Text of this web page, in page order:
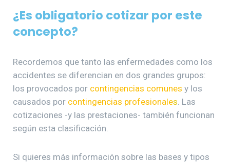
¿Es obligatorio cotizar por este
concepto?
Recordemos que tanto las enfermedades como los
accidentes se diferencian en dos grandes grupos:
los provocados por contingencias comunes y los
causados por contingencias profesionales. Las
cotizaciones -y las prestaciones- también funcionan
según esta clasificación.
Si quieres más información sobre las bases y tipos